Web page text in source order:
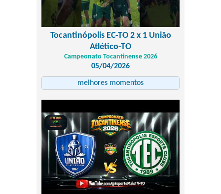
Tocantinópolis EC-TO 2 x 1 União
Atlético-TO
Campeonato Tocantinense 2026
05/04/2026
melhores momentos